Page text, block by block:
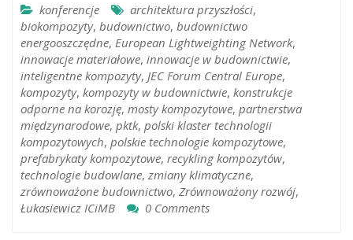
konferencje architektura przyszłości,
biokompozyty, budownictwo, budownictwo
energooszczędne, European Lightweighting Network,
innowacje materiałowe, innowacje w budownictwie,
inteligentne kompozyty, JEC Forum Central Europe,
kompozyty, kompozyty w budownictwie, konstrukcje
odporne na korozję, mosty kompozytowe, partnerstwa
międzynarodowe, pktk, polski klaster technologii
kompozytowych, polskie technologie kompozytowe,
prefabrykaty kompozytowe, recykling kompozytów,
technologie budowlane, zmiany klimatyczne,
zrównoważone budownictwo, Zrównoważony rozwój,
Łukasiewicz ICiMB
0 Comments